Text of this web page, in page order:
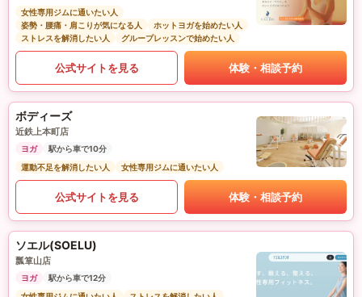
女性専用ジムに通いたい人
姿勢・腰痛・肩こりが気になる人
ホットヨガを始めたい人
ストレスを解消したい人
グループレッスンで始めたい人
公式サイトを見る 体験・相談予約
ボディーズ
近鉄上本町店
ヨガ
駅から車で10分
運動不足を解消したい人
女性専用ジムに通いたい人
公式サイトを見る 体験・相談予約
ソエル(SOELU)
瓢箪山店
ヨガ
駅から車で12分